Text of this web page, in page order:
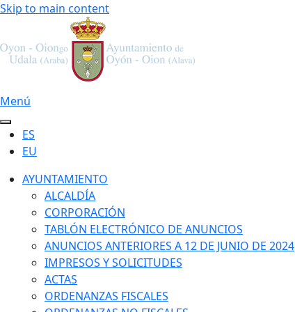
Skip to main content
Menú
ES
EU
AYUNTAMIENTO
ALCALDÍA
CORPORACIÓN
TABLÓN ELECTRÓNICO DE ANUNCIOS
ANUNCIOS ANTERIORES A 12 DE JUNIO DE 2024
IMPRESOS Y SOLICITUDES
ACTAS
ORDENANZAS FISCALES